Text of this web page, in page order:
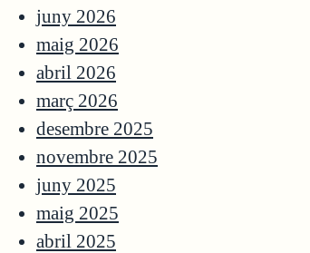
juny 2026
maig 2026
abril 2026
març 2026
desembre 2025
novembre 2025
juny 2025
maig 2025
abril 2025